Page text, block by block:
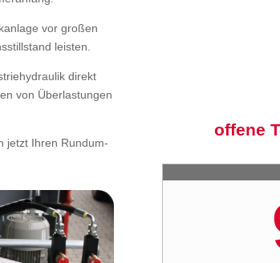
vor großen
leisten.
direkt
von Überlastungen
jetzt Ihren Rundum-
offene